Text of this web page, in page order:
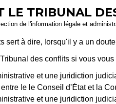
LE TRIBUNAL
de l'information légale et
sert à dire, lorsqu'il y a un
des conflits si vous
et une juridiction
le le Conseil d’État et la
et une juridiction